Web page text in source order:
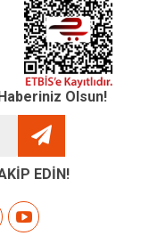
Olsun!
EDİN!